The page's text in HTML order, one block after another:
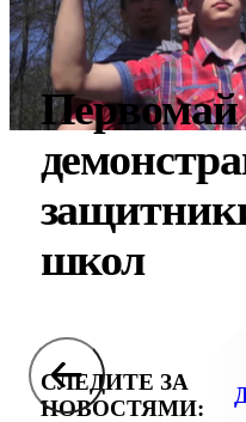
Первомай
школ
СЛЕДИТЕ ЗА
НОВОСТЯМИ: